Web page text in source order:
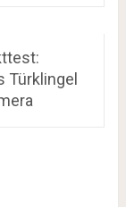
Türklingel